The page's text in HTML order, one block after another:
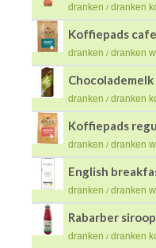
dranken / dranken
Koffiepads
dranken / dranken
Chocolademelk
dranken / dranken
Koffiepads
dranken / dranken
English
dranken / dranken
Rabarber siroop
dranken / dranken